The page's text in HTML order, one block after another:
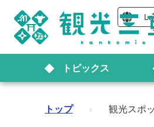
トピックス
トップ › 観光スポ